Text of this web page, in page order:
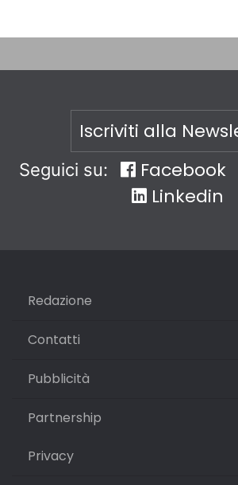
Iscriviti alla
Seguici su: Facebook
Linkedin
Redazione
Contatti
Pubblicità
Partnership
Privacy